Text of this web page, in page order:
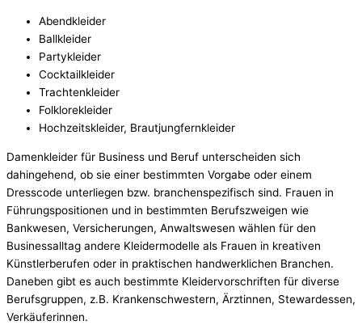
Abendkleider
Ballkleider
Partykleider
Cocktailkleider
Trachtenkleider
Folklorekleider
Hochzeitskleider, Brautjungfernkleider
Damenkleider für Business und Beruf unterscheiden sich
dahingehend, ob sie einer bestimmten Vorgabe oder einem
Dresscode unterliegen bzw. branchenspezifisch sind. Frauen in
Führungspositionen und in bestimmten Berufszweigen wie
Bankwesen, Versicherungen, Anwaltswesen wählen für den
Businessalltag andere Kleidermodelle als Frauen in kreativen
Künstlerberufen oder in praktischen handwerklichen Branchen.
Daneben gibt es auch bestimmte Kleidervorschriften für diverse
Berufsgruppen, z.B. Krankenschwestern, Ärztinnen, Stewardessen,
Verkäuferinnen.